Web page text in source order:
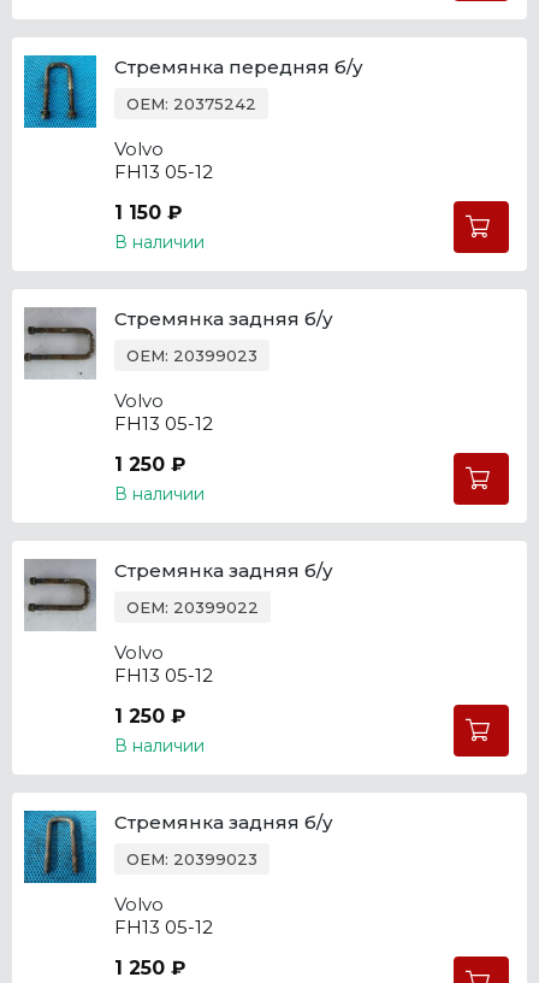
Стремянка передняя б/у
OEM: 20375242
Volvo
FH13 05-12
1 150 ₽
В наличии
Стремянка задняя б/у
OEM: 20399023
Volvo
FH13 05-12
1 250 ₽
В наличии
Стремянка задняя б/у
OEM: 20399022
Volvo
FH13 05-12
1 250 ₽
В наличии
Стремянка задняя б/у
OEM: 20399023
Volvo
FH13 05-12
1 250 ₽